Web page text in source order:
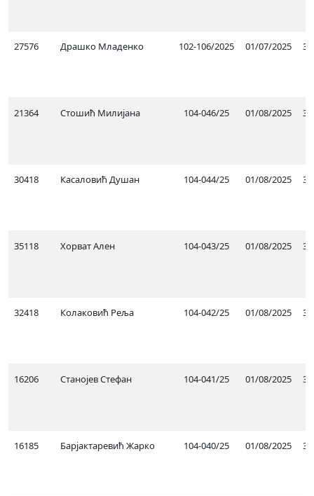
27576 Драшко Младенко 102-106/2025 01/07/2025
21364 Стошић Милијана 104-046/25 01/08/2025
30418 Касаловић Душан 104-044/25 01/08/2025
35118 Хорват Ален 104-043/25 01/08/2025
32418 Колаковић Реља 104-042/25 01/08/2025
16206 Станојев Стефан 104-041/25 01/08/2025
16185 Барјактаревић Жарко 104-040/25 01/08/2025